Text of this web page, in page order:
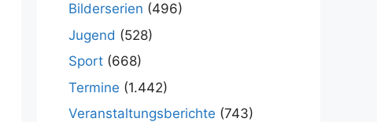
Bilderserien (496)
Jugend (528)
Sport (668)
Termine (1.442)
Veranstaltungsberichte (743)